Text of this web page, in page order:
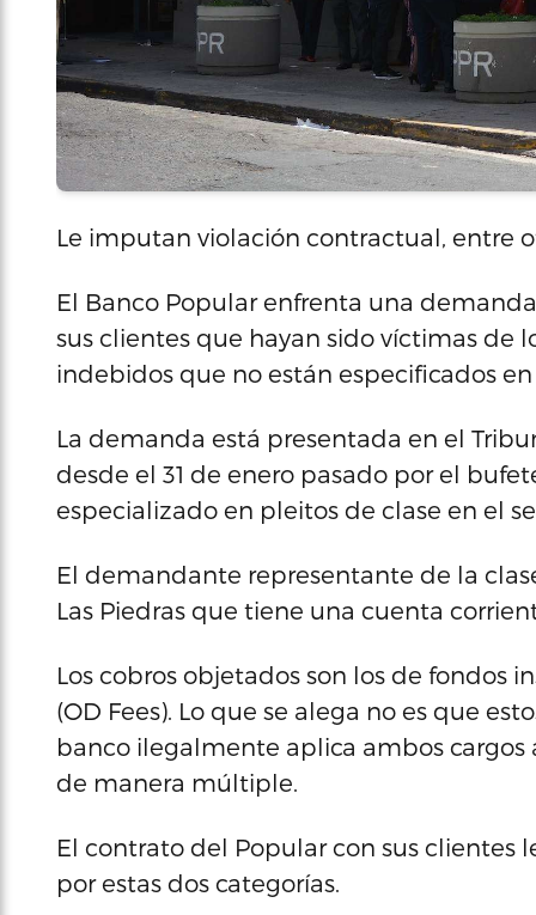
Le imputan violación contractual, entre
El Banco Popular enfrenta una
sus clientes que hayan sido víctimas de
indebidos que no están especificados
La demanda está presentada en el
desde el 31 de enero pasado por el
especializado en pleitos de clase en el
El demandante representante de la
Las Piedras que tiene una cuenta
Los cobros objetados son los de fondos
(OD Fees). Lo que se alega no es que
banco ilegalmente aplica ambos
de manera múltiple.
El contrato del Popular con sus clientes
por estas dos categorías.